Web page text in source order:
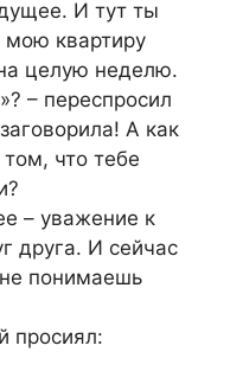
И тут ты
мою квартиру
целую неделю.
– переспросил
А как
что тебе
– уважение к
друга. И сейчас
понимаешь
просиял: